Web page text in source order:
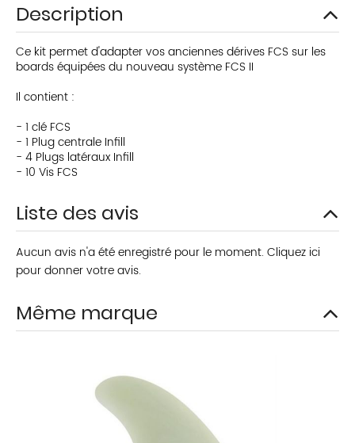
Description
Ce kit permet d'adapter vos anciennes dérives FCS sur les
boards équipées du nouveau système FCS II
Il contient :
- 1 clé FCS
- 1 Plug centrale Infill
- 4 Plugs latéraux Infill
- 10 Vis FCS
Liste des avis
Aucun avis n'a été enregistré pour le moment. Cliquez ici
pour donner votre avis.
Même marque